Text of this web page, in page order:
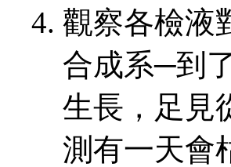
觀察各檢液
合成系─到
生長，足見
測有一天會